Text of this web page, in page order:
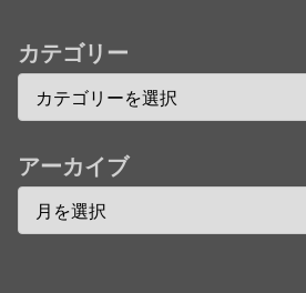
Powered by livedoor 相互RSS
カテゴリー
アーカイブ